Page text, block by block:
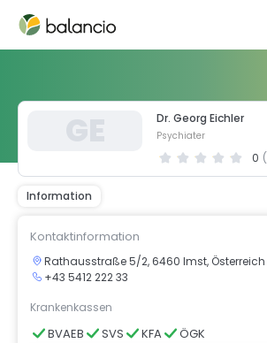
Dr. Georg Eichler
Psychiater
0 (
Information
Kontaktinformation
Rathausstraße 5/2, 6460 Imst, Österreich
+43 5412 222 33
Krankenkassen
BVAEB SVS KFA ÖGK